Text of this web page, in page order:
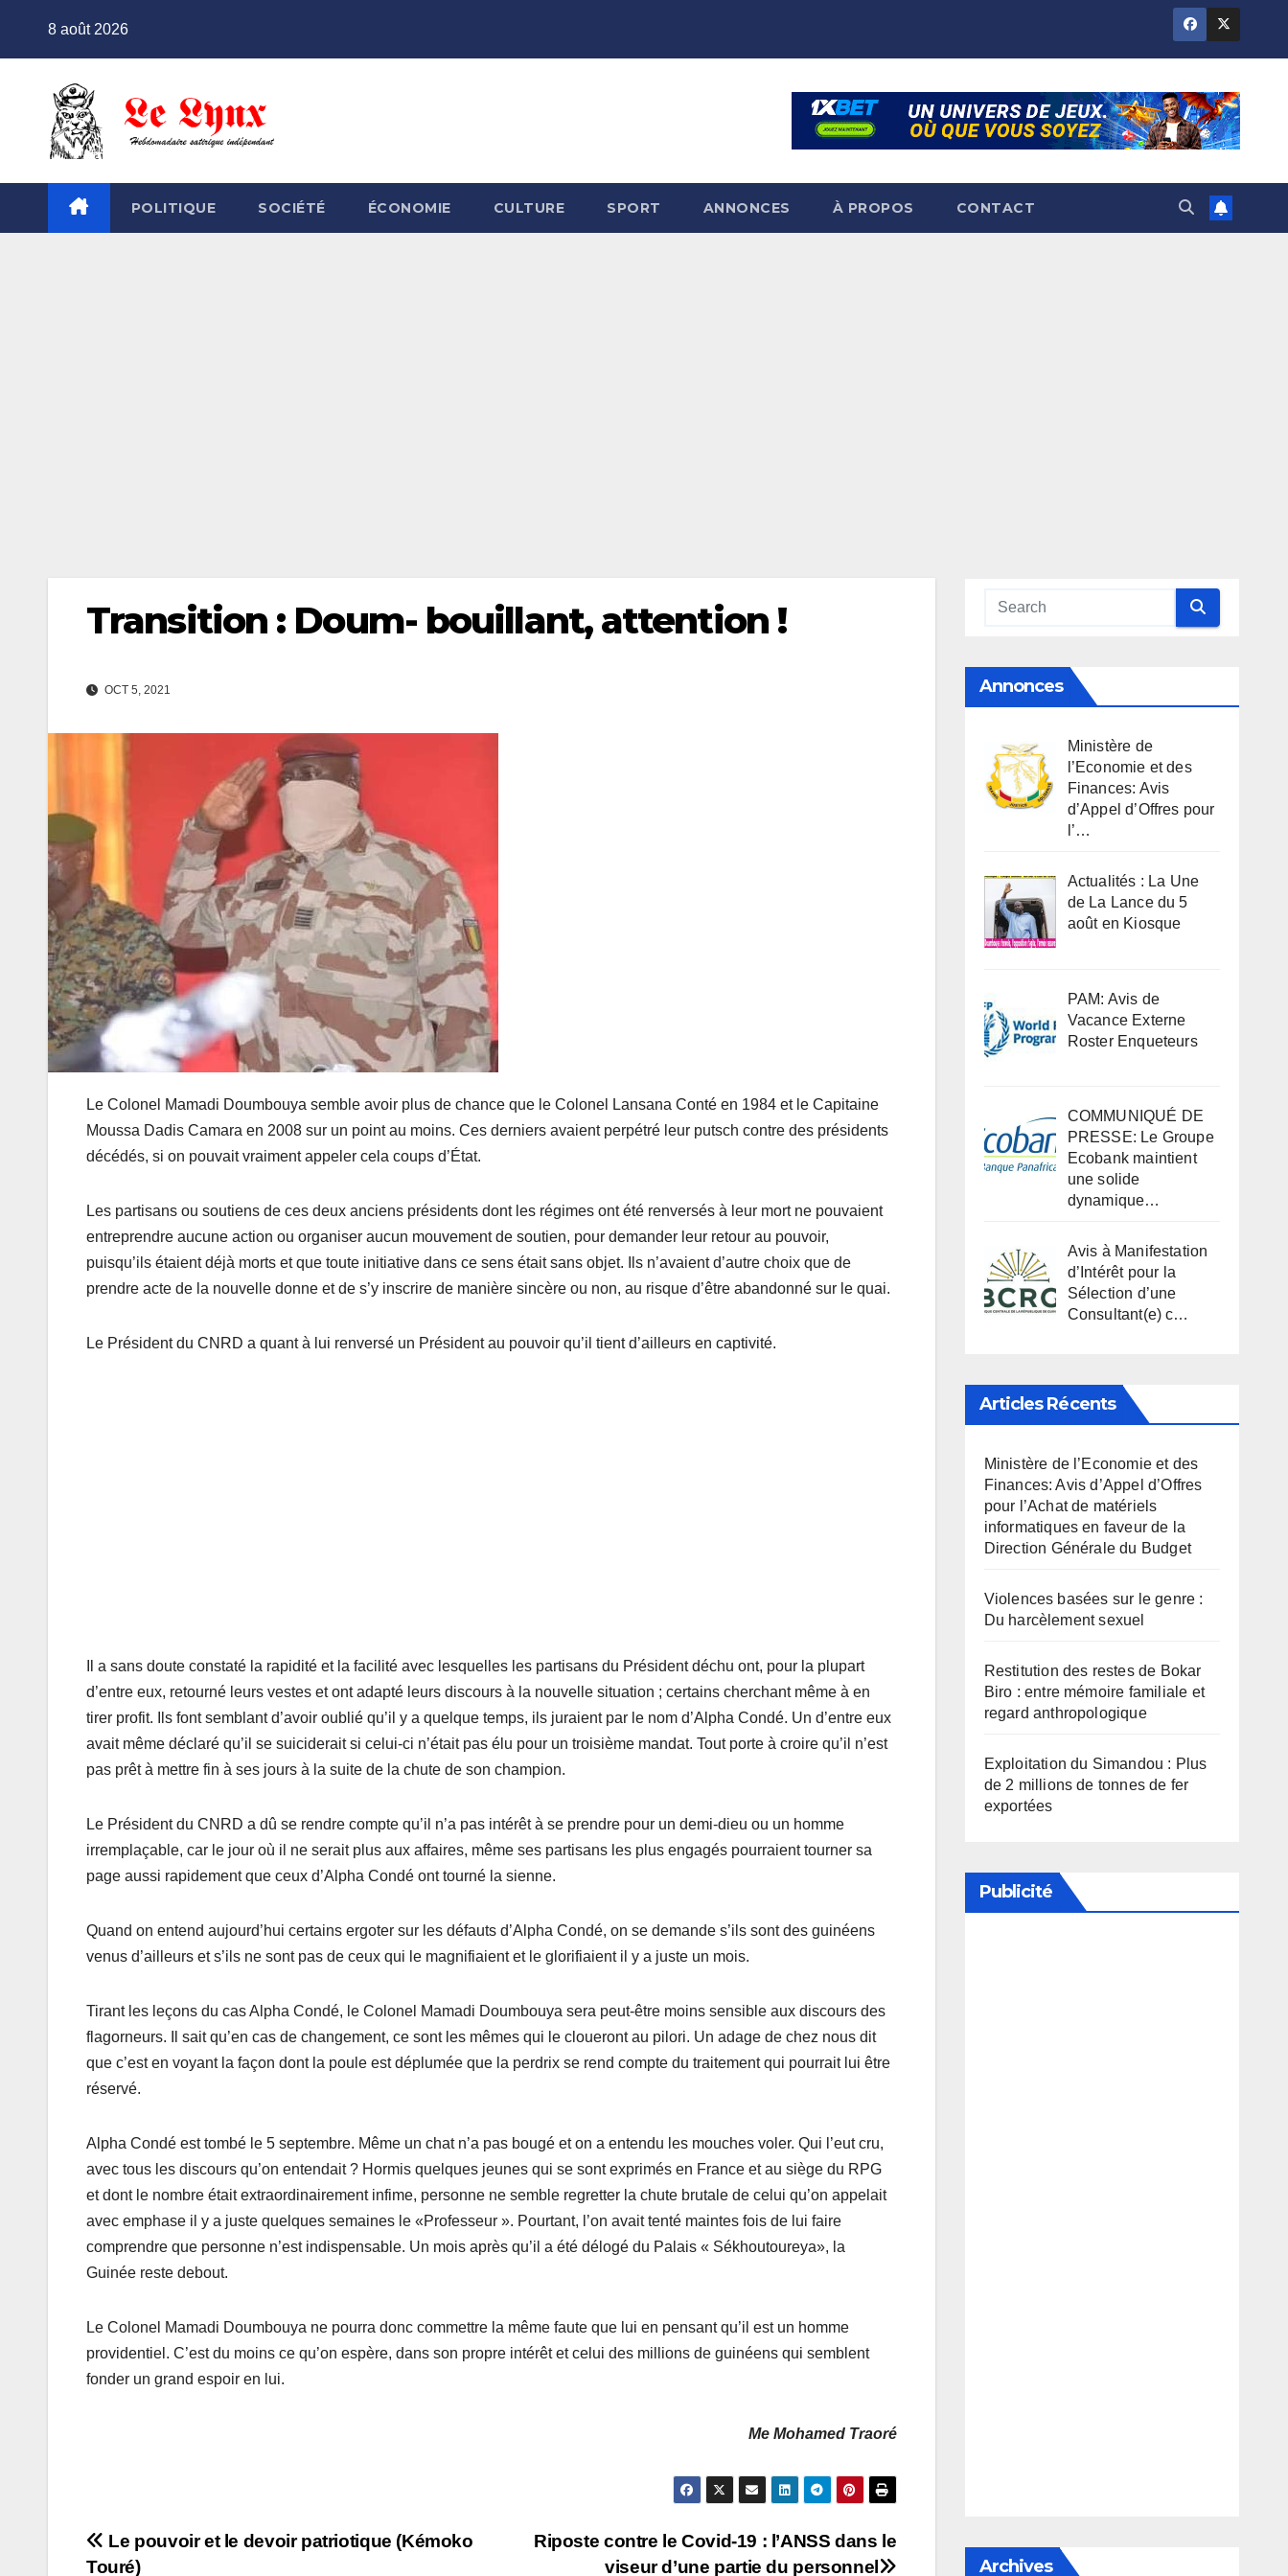
8 août 2026
POLITIQUE SOCIÉTÉ ÉCONOMIE CULTURE SPORT ANNONCES À PROPOS CONTACT
Transition : Doum- bouillant, attention !
OCT 5, 2021
Le Colonel Mamadi Doumbouya semble avoir plus de chance que le Colonel Lansana Conté en 1984 et le Capitaine
Moussa Dadis Camara en 2008 sur un point au moins. Ces derniers avaient perpétré leur putsch contre des présidents
décédés, si on pouvait vraiment appeler cela coups d’État.
Les partisans ou soutiens de ces deux anciens présidents dont les régimes ont été renversés à leur mort ne pouvaient
entreprendre aucune action ou organiser aucun mouvement de soutien, pour demander leur retour au pouvoir,
puisqu’ils étaient déjà morts et que toute initiative dans ce sens était sans objet. Ils n’avaient d’autre choix que de
prendre acte de la nouvelle donne et de s’y inscrire de manière sincère ou non, au risque d’être abandonné sur le quai.
Le Président du CNRD a quant à lui renversé un Président au pouvoir qu’il tient d’ailleurs en captivité.
Il a sans doute constaté la rapidité et la facilité avec lesquelles les partisans du Président déchu ont, pour la plupart
d’entre eux, retourné leurs vestes et ont adapté leurs discours à la nouvelle situation ; certains cherchant même à en
tirer profit. Ils font semblant d’avoir oublié qu’il y a quelque temps, ils juraient par le nom d’Alpha Condé. Un d’entre eux
avait même déclaré qu’il se suiciderait si celui-ci n’était pas élu pour un troisième mandat. Tout porte à croire qu’il n’est
pas prêt à mettre fin à ses jours à la suite de la chute de son champion.
Le Président du CNRD a dû se rendre compte qu’il n’a pas intérêt à se prendre pour un demi-dieu ou un homme
irremplaçable, car le jour où il ne serait plus aux affaires, même ses partisans les plus engagés pourraient tourner sa
page aussi rapidement que ceux d’Alpha Condé ont tourné la sienne.
Quand on entend aujourd’hui certains ergoter sur les défauts d’Alpha Condé, on se demande s’ils sont des guinéens
venus d’ailleurs et s’ils ne sont pas de ceux qui le magnifiaient et le glorifiaient il y a juste un mois.
Tirant les leçons du cas Alpha Condé, le Colonel Mamadi Doumbouya sera peut-être moins sensible aux discours des
flagorneurs. Il sait qu’en cas de changement, ce sont les mêmes qui le cloueront au pilori. Un adage de chez nous dit
que c’est en voyant la façon dont la poule est déplumée que la perdrix se rend compte du traitement qui pourrait lui être
réservé.
Alpha Condé est tombé le 5 septembre. Même un chat n’a pas bougé et on a entendu les mouches voler. Qui l’eut cru,
avec tous les discours qu’on entendait ? Hormis quelques jeunes qui se sont exprimés en France et au siège du RPG
et dont le nombre était extraordinairement infime, personne ne semble regretter la chute brutale de celui qu’on appelait
avec emphase il y a juste quelques semaines le «Professeur ». Pourtant, l’on avait tenté maintes fois de lui faire
comprendre que personne n’est indispensable. Un mois après qu’il a été délogé du Palais « Sékhoutoureya», la
Guinée reste debout.
Le Colonel Mamadi Doumbouya ne pourra donc commettre la même faute que lui en pensant qu’il est un homme
providentiel. C’est du moins ce qu’on espère, dans son propre intérêt et celui des millions de guinéens qui semblent
fonder un grand espoir en lui.
Me Mohamed Traoré
Navigation
Riposte contre le Covid-19 : l’ANSS dans le
viseur d’une partie du personnel
Le pouvoir et le devoir patriotique (Kémoko
Touré)
Annonces
Ministère de
l’Economie et des
Finances: Avis
d’Appel d’Offres pour
l’…
Actualités : La Une
de La Lance du 5
août en Kiosque
PAM: Avis de
Vacance Externe
Roster Enqueteurs
COMMUNIQUÉ DE
PRESSE: Le Groupe
Ecobank maintient
une solide
dynamique…
Avis à Manifestation
d’Intérêt pour la
Sélection d’une
Consultant(e) c…
Articles Récents
Ministère de l’Economie et des
Finances: Avis d’Appel d’Offres
pour l’Achat de matériels
informatiques en faveur de la
Direction Générale du Budget
Violences basées sur le genre :
Du harcèlement sexuel
Restitution des restes de Bokar
Biro : entre mémoire familiale et
regard anthropologique
Exploitation du Simandou : Plus
de 2 millions de tonnes de fer
exportées
Publicité
Archives